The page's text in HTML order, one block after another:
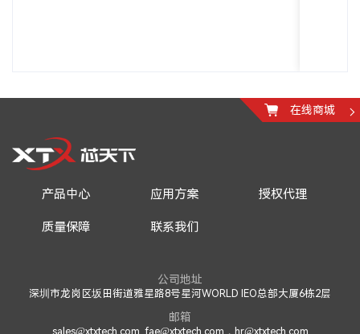
在线商城
产品中心 应用方案 授权代理
质量保障 联系我们
公司地址
深圳市龙岗区坂田街道雅星路8号星河WORLD IEO总部大厦6栋2层
邮箱
sales@xtxtech.com, fae@xtxtech.com，hr@xtxtech.com